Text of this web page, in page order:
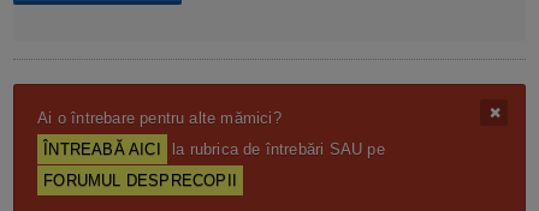
Ai o întrebare pentru alte mămici?
ÎNTREABĂ AICI
la rubrica de întrebări SAU pe
FORUMUL DESPRECOPII